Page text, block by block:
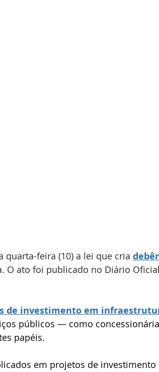
quarta-feira (10) a lei que cria
O ato foi publicado no Diário
de investimento em
públicos — como
papéis.
em projetos de